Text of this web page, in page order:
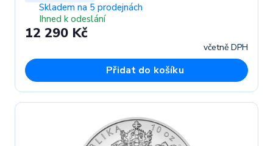
Skladem na 5 prodejnách
Ihned k odeslání
12 290 Kč
včetně DPH
Přidat do košíku